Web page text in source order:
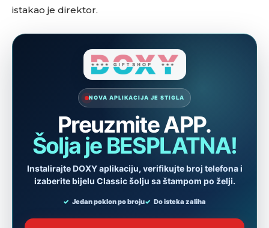
istakao je direktor.